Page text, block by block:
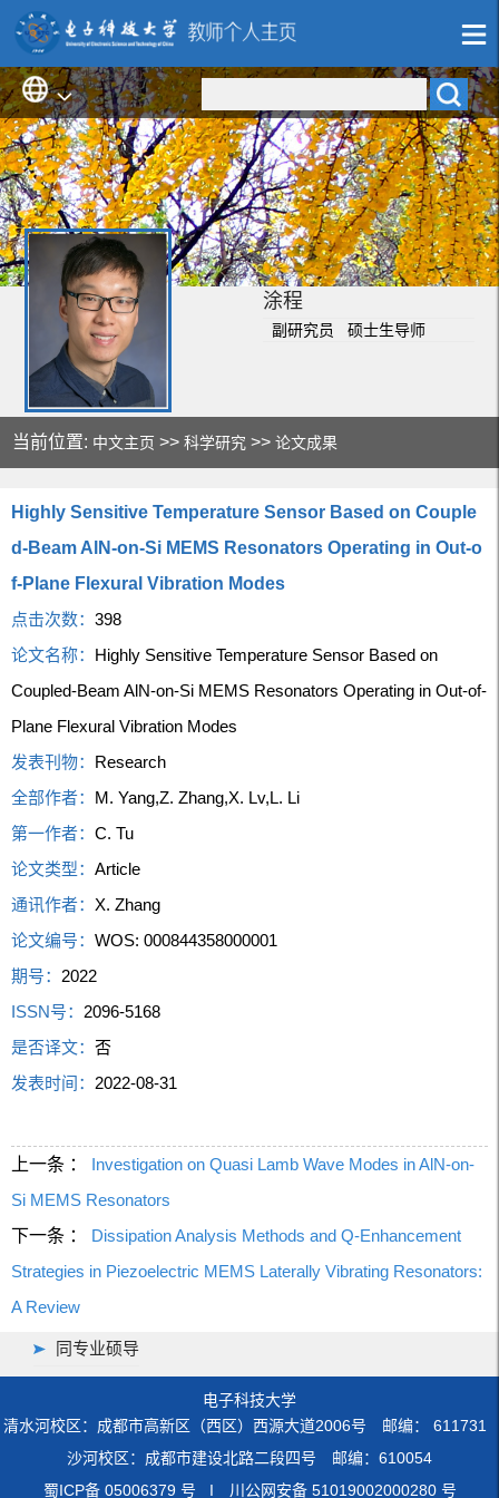
涂程
副研究员 硕士生导师
当前位置: 中文主页 >>科学研究 >>论文成果
Highly Sensitive Temperature Sensor Based on Couple
d-Beam AlN-on-Si MEMS Resonators Operating in Out-o
f-Plane Flexural Vibration Modes
点击次数：398
论文名称： Highly Sensitive Temperature Sensor Based on
Coupled-Beam AlN-on-Si MEMS Resonators Operating in Out-of-
Plane Flexural Vibration Modes
发表刊物： Research
全部作者： M. Yang,Z. Zhang,X. Lv,L. Li
第一作者：C. Tu
论文类型：Article
通讯作者：X. Zhang
论文编号：WOS: 000844358000001
期号： 2022
ISSN号： 2096-5168
是否译文：否
发表时间： 2022-08-31
上一条 ： Investigation on Quasi Lamb Wave Modes in AlN-on-
Si MEMS Resonators
下一条 ： Dissipation Analysis Methods and Q-Enhancement
Strategies in Piezoelectric MEMS Laterally Vibrating Resonators:
A Review
同专业硕导
电子科技大学
清水河校区：成都市高新区（西区）西源大道2006号 邮编： 611731
沙河校区：成都市建设北路二段四号 邮编：610054
蜀ICP备 05006379 号 I 川公网安备 51019002000280 号